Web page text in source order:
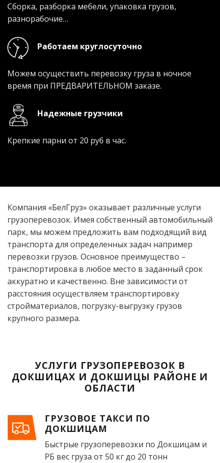
Сборка, разборка мебели, упаковка грузов,
разнорабочие…
Работаем круглосуточно
Можем осуществить перевозку груза в ночное
время при ПРЕДВАРИТЕЛЬНОМ заказе.
Надежные грузчики
Крепкие парни от 20 руб в час.
Компания «БелГруз» оказывает различные услуги
грузоперевозок. Имея собственный автомобильный
парк, мы можем предложить вам подходящий вид
транспорта для определенных задач например
перевозки грузов. Основное преимущество –
транспортировка в любое место в заданный срок
аккуратно и качественно. Вне зависимости от
расстояния осуществляем транспортировку
стройматериалов, погрузку-выгрузку грузов
крупного размера.
УСЛУГИ ГРУЗОПЕРЕВОЗОК В
ДОКШИЦАХ И ДОКШИЦЫ РАЙОНЕ И
ОБЛАСТИ
ГРУЗОВОЕ ТАКСИ ПО
ДОКШИЦАМ
Быстрые грузоперевозки по Докшицам и
РБ вес груза от 50 кг до 20 тонн